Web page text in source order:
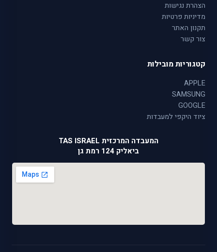
הצהרת נגישות
מדיניות פרטיות
תקנון האתר
צור קשר
קטגוריות מובילות
APPLE
SAMSUNG
GOOGLE
ציוד היקפי למעבדות
המעבדה המרכזית TAS ISRAEL
ביאליק 124 רמת גן